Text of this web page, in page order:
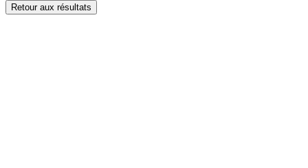
Retour aux résultats